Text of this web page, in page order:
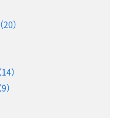
）
）